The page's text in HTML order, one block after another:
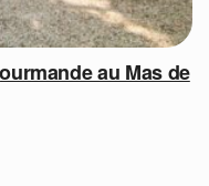
au Mas de